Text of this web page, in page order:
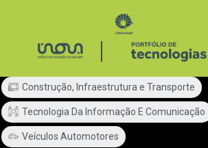
Construção, Infraestrutura e Transporte
Tecnologia Da Informação E Comunicação
Veículos Automotores